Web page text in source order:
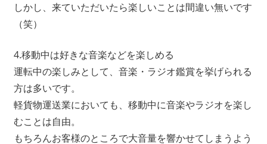
しかし、来ていただいたら楽しいことは間違い無いです
（笑）
4.移動中は好きな音楽などを楽しめる
運転中の楽しみとして、音楽・ラジオ鑑賞を挙げられる
方は多いです。
軽貨物運送業においても、移動中に音楽やラジオを楽し
むことは自由。
もちろんお客様のところで大音量を響かせてしまうよう